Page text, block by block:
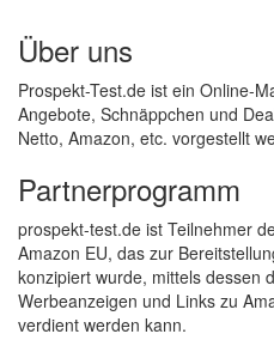
Über uns
Prospekt-Test.de ist ein Online-
Angebote, Schnäppchen und
Netto, Amazon, etc. vorgestellt
Partnerprogramm
prospekt-test.de ist Teilnehmer
Amazon EU, das zur
konzipiert wurde, mittels dessen
Werbeanzeigen und Links zu
verdient werden kann.